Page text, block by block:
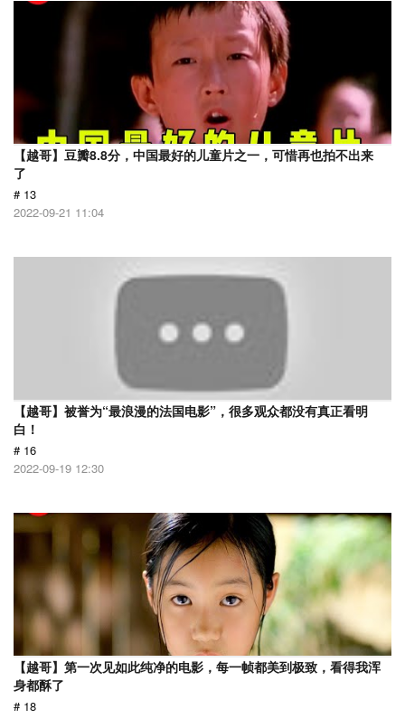
【越哥】豆瓣8.8分，中国最好的儿童片之一，可惜再也拍不出来
了
# 13
2022-09-21 11:04
【越哥】被誉为“最浪漫的法国电影”，很多观众都没有真正看明
白！
# 16
2022-09-19 12:30
【越哥】第一次见如此纯净的电影，每一帧都美到极致，看得我浑
身都酥了
# 18